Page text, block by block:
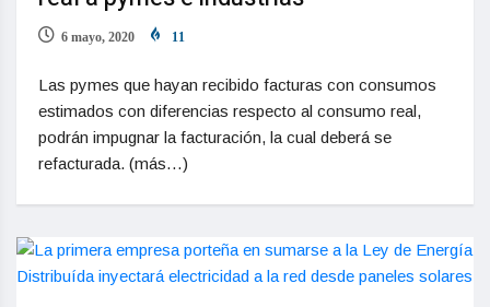
6 mayo, 2020 11
Las pymes que hayan recibido facturas con consumos
estimados con diferencias respecto al consumo real,
podrán impugnar la facturación, la cual deberá se
refacturada. (más…)